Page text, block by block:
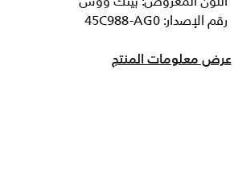
رقم الإصدار: 45C988-AG0
عرض معلومات المنتج